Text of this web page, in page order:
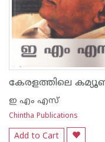
ഇ എം എസ്
Chintha Publications
Add to Cart